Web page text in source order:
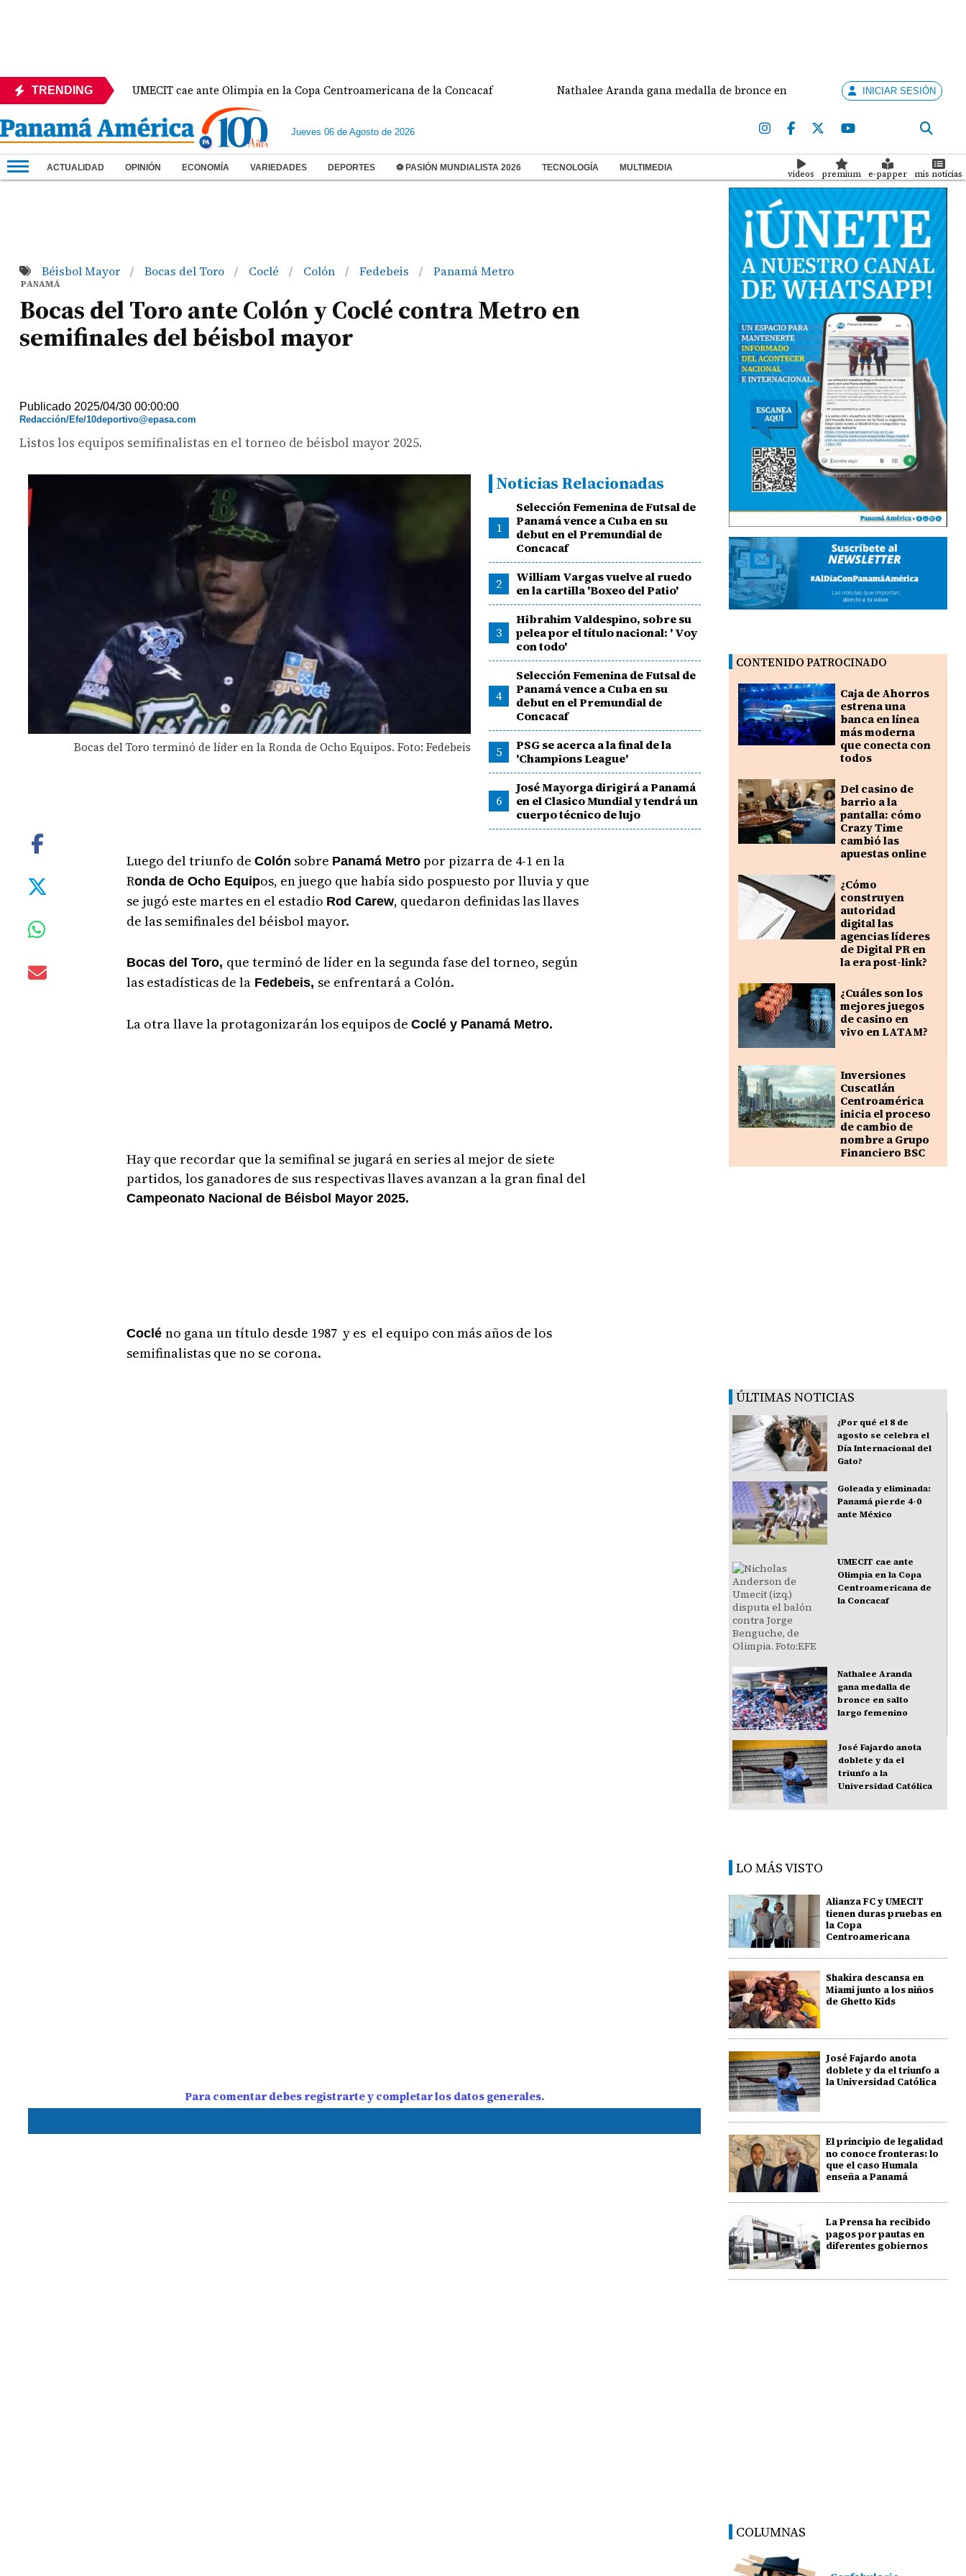
TRENDING UMECIT cae ante Olimpia en la Copa Centroamericana de la Concacaf Nathalee Aranda gana medalla de bronce en salto largo femenino José
INICIAR SESIÓN
Jueves 06 de Agosto de 2026
ACTUALIDAD OPINIÓN ECONOMÍA VARIEDADES DEPORTES ⚽ PASIÓN MUNDIALISTA 2026 TECNOLOGÍA MULTIMEDIA
videos premium e-papper mis noticias
Béisbol Mayor / Bocas del Toro / Coclé / Colón / Fedebeis / Panamá Metro
PANAMÁ
Bocas del Toro ante Colón y Coclé contra Metro en
semifinales del béisbol mayor
Publicado 2025/04/30 00:00:00
Redacción/Efe/10deportivo@epasa.com
Listos los equipos semifinalistas en el torneo de béisbol mayor 2025.
Bocas del Toro terminó de líder en la Ronda de Ocho Equipos. Foto: Fedebeis
Noticias Relacionadas
1
Selección Femenina de Futsal de
Panamá vence a Cuba en su
debut en el Premundial de
Concacaf
2
William Vargas vuelve al ruedo
en la cartilla 'Boxeo del Patio'
3
Hibrahim Valdespino, sobre su
pelea por el título nacional: ' Voy
con todo'
4
Selección Femenina de Futsal de
Panamá vence a Cuba en su
debut en el Premundial de
Concacaf
5
PSG se acerca a la final de la
'Champions League'
6
José Mayorga dirigirá a Panamá
en el Clasico Mundial y tendrá un
cuerpo técnico de lujo
Luego del triunfo de Colón sobre Panamá Metropor pizarra de 4-1 en la
Ronda de Ocho Equipos, en juego que había sido pospuesto por lluvia y que
se jugó este martes en el estadio Rod Carew, quedaron definidas las llaves
de las semifinales del béisbol mayor.
Bocas del Toro, que terminó de líder en la segunda fase del torneo, según
las estadísticas de laFedebeis, se enfrentará a Colón.
La otra llave la protagonizarán los equipos de Coclé y Panamá Metro.
Hay que recordar que la semifinal se jugará en series al mejor de siete
partidos, los ganadores de sus respectivas llaves avanzan a la gran final del
Campeonato Nacional de Béisbol Mayor 2025.
Coclé no gana un título desde 1987 y es el equipo con más años de los
semifinalistas que no se corona.
Para comentar debes registrarte y completar los datos generales.
CONTENIDO PATROCINADO
Caja de Ahorros
estrena una
banca en línea
más moderna
que conecta con
todos
Del casino de
barrio a la
pantalla: cómo
Crazy Time
cambió las
apuestas online
¿Cómo
construyen
autoridad
digital las
agencias líderes
de Digital PR en
la era post-link?
¿Cuáles son los
mejores juegos
de casino en
vivo en LATAM?
Inversiones
Cuscatlán
Centroamérica
inicia el proceso
de cambio de
nombre a Grupo
Financiero BSC
ÚLTIMAS NOTICIAS
¿Por qué el 8 de
agosto se celebra el
Día Internacional del
Gato?
Goleada y eliminada:
Panamá pierde 4-0
ante México
UMECIT cae ante
Olimpia en la Copa
Centroamericana de
la Concacaf
Nathalee Aranda
gana medalla de
bronce en salto
largo femenino
José Fajardo anota
doblete y da el
triunfo a la
Universidad Católica
LO MÁS VISTO
Alianza FC y UMECIT
tienen duras pruebas en
la Copa
Centroamericana
Shakira descansa en
Miami junto a los niños
de Ghetto Kids
José Fajardo anota
doblete y da el triunfo a
la Universidad Católica
El principio de legalidad
no conoce fronteras: lo
que el caso Humala
enseña a Panamá
La Prensa ha recibido
pagos por pautas en
diferentes gobiernos
COLUMNAS